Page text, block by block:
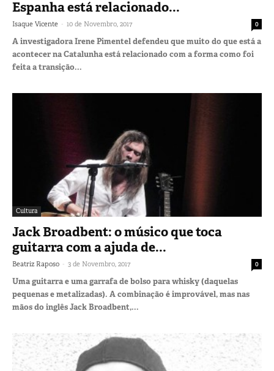
Espanha está relacionado...
Isaque Vicente - 10 de Novembro, 2017 0
A investigadora Irene Pimentel defendeu que muito do que está a
acontecer na Catalunha está relacionado com a forma como foi
feita a transição...
Cultura
Jack Broadbent: o músico que toca
guitarra com a ajuda de...
Beatriz Raposo - 3 de Novembro, 2017 0
Uma guitarra e uma garrafa de bolso para whisky (daquelas
pequenas e metalizadas). A combinação é improvável, mas nas
mãos do inglês Jack Broadbent,...